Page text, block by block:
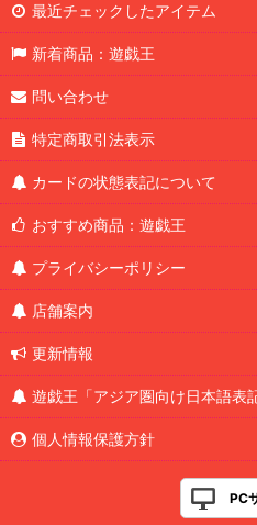
最近チェックしたアイテム
新着商品：遊戯王
問い合わせ
特定商取引法表示
カードの状態表記について
おすすめ商品：遊戯王
プライバシーポリシー
店舗案内
更新情報
遊戯王「アジア圏向け日本語表
個人情報保護方針
PC